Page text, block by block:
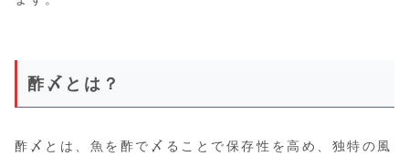
酢〆とは？
酢〆とは、魚を酢で〆ることで保存性を高め、独特の風